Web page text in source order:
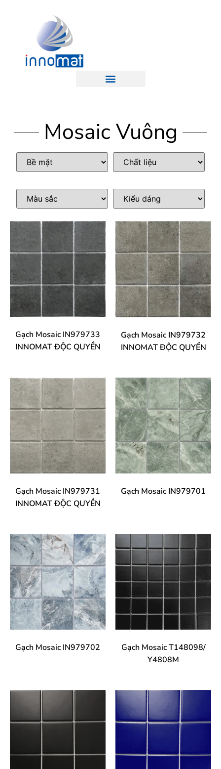
Mosaic Vuông
Gạch Mosaic IN979733
INNOMAT ĐỘC QUYỀN
Gạch Mosaic IN979732
INNOMAT ĐỘC QUYỀN
Gạch Mosaic IN979731
INNOMAT ĐỘC QUYỀN
Gạch Mosaic IN979701
Gạch Mosaic IN979702
Gạch Mosaic T148098/
Y4808M